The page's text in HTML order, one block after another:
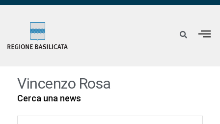
Vincenzo Rosa
Cerca una news